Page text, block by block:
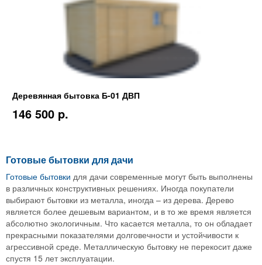
Деревянная бытовка Б-01 ДВП
146 500 p.
Готовые бытовки для дачи
Готовые бытовки для дачи современные могут быть выполнены
в различных конструктивных решениях. Иногда покупатели
выбирают бытовки из металла, иногда – из дерева. Дерево
является более дешевым вариантом, и в то же время является
абсолютно экологичным. Что касается металла, то он обладает
прекрасными показателями долговечности и устойчивости к
агрессивной среде. Металлическую бытовку не перекосит даже
спустя 15 лет эксплуатации.